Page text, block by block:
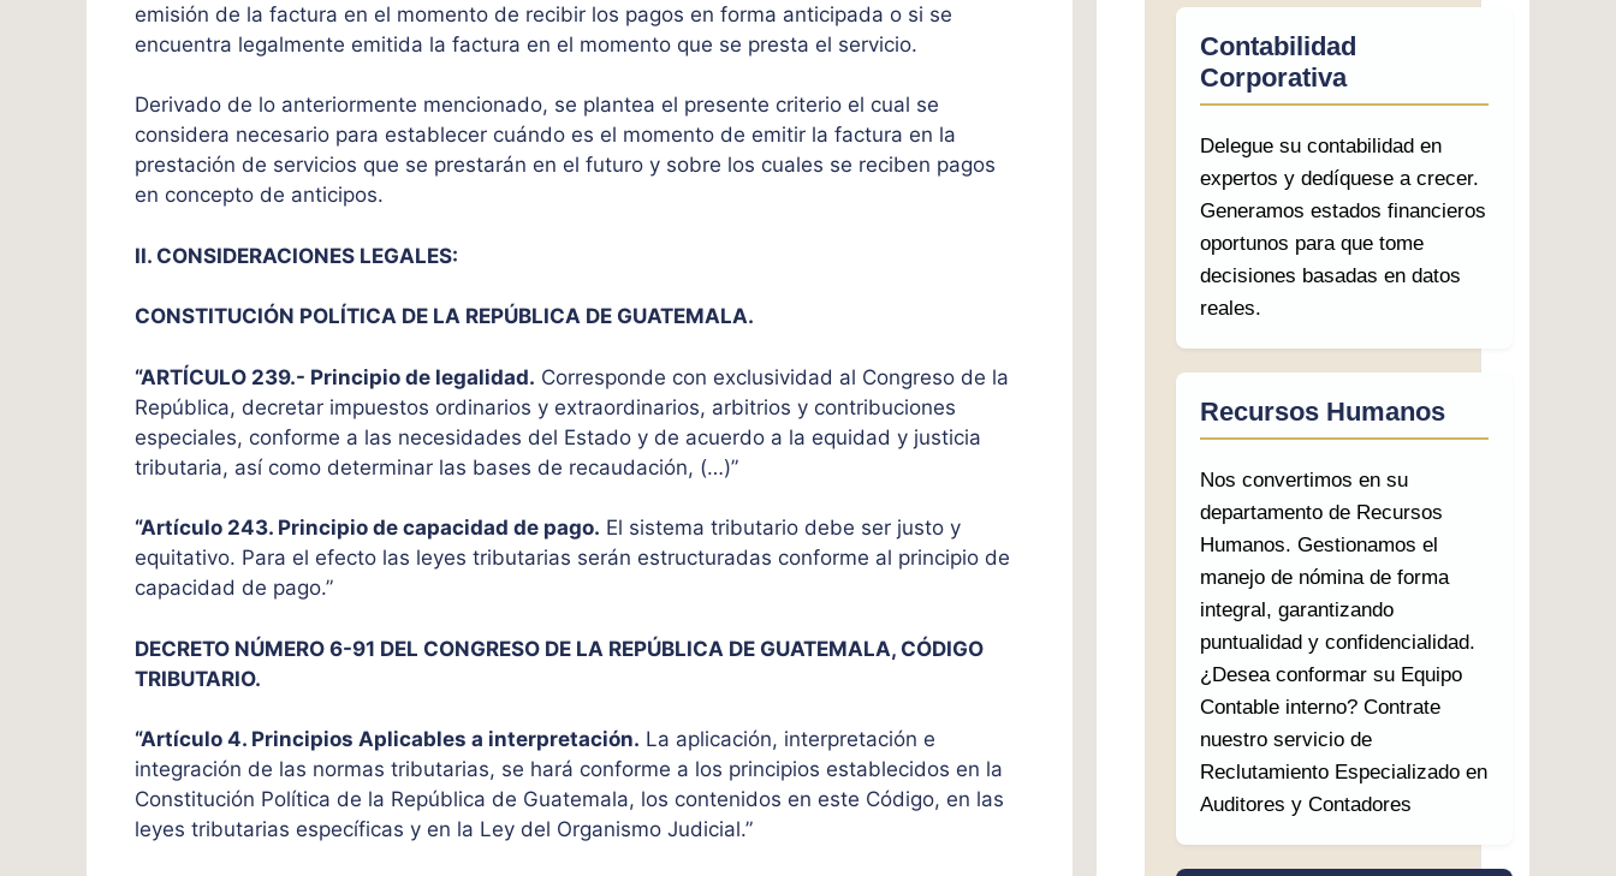
emisión de la factura en el momento de recibir los pagos en forma anticipada o si se
encuentra legalmente emitida la factura en el momento que se presta el servicio.
Derivado de lo anteriormente mencionado, se plantea el presente criterio el cual se
considera necesario para establecer cuándo es el momento de emitir la factura en la
prestación de servicios que se prestarán en el futuro y sobre los cuales se reciben pagos
en concepto de anticipos.
II. CONSIDERACIONES LEGALES:
CONSTITUCIÓN POLÍTICA DE LA REPÚBLICA DE GUATEMALA.
“ARTÍCULO 239.- Principio de legalidad. Corresponde con exclusividad al Congreso de la
República, decretar impuestos ordinarios y extraordinarios, arbitrios y contribuciones
especiales, conforme a las necesidades del Estado y de acuerdo a la equidad y justicia
tributaria, así como determinar las bases de recaudación, (…)”
“Artículo 243. Principio de capacidad de pago. El sistema tributario debe ser justo y
equitativo. Para el efecto las leyes tributarias serán estructuradas conforme al principio de
capacidad de pago.”
DECRETO NÚMERO 6-91 DEL CONGRESO DE LA REPÚBLICA DE GUATEMALA, CÓDIGO
TRIBUTARIO.
“Artículo 4. Principios Aplicables a interpretación. La aplicación, interpretación e
integración de las normas tributarias, se hará conforme a los principios establecidos en la
Constitución Política de la República de Guatemala, los contenidos en este Código, en las
leyes tributarias específicas y en la Ley del Organismo Judicial.”
Contabilidad
Corporativa
Delegue su contabilidad en
expertos y dedíquese a crecer.
Generamos estados financieros
oportunos para que tome
decisiones basadas en datos
reales.
Recursos Humanos
Nos convertimos en su
departamento de Recursos
Humanos. Gestionamos el
manejo de nómina de forma
integral, garantizando
puntualidad y confidencialidad.
¿Desea conformar su Equipo
Contable interno? Contrate
nuestro servicio de
Reclutamiento Especializado en
Auditores y Contadores